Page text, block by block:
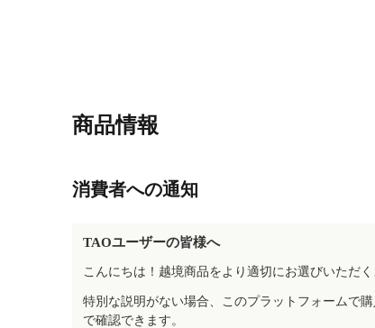
商品情報
消費者への通知
TAOユーザーの皆様へ
こんにちは！越境商品をより適切にお選びいただ
特別な説明がない場合、このプラットフォームで
で確認できます。